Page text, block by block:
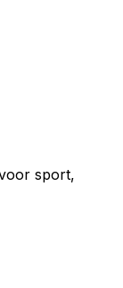
sport,